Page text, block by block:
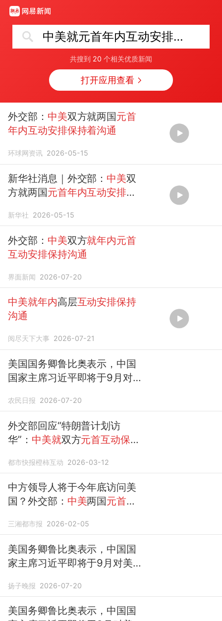
中美就元首年内互动安排保持着沟通
共搜到 20 个相关优质新闻
打开应用查看
外交部： 中美双方就两国元首
年内互动安排保持着沟通
环球网资讯 2026-05-15
新华社消息｜外交部： 中美双
方就两国元首年内互动安排保
新华社 2026-05-15
外交部： 中美双方就年内元首
互动安排保持沟通
界面新闻 2026-07-20
中美就年内高层互动安排保持
沟通
阅尽天下大事 2026-07-21
美国国务卿鲁比奥表示，中国
国家主席习近平即将于9月对
行，外交部：双方
互动安排保持沟通
农民日报 2026-07-20
外交部回应“特朗普计划访
华”： 中美就双方元首互动保持
都市快报橙柿互动 2026-03-12
中方领导人将于今年底访问美
国？外交部： 中美两国元首保
以提供的消息
三湘都市报 2026-02-05
美国务卿鲁比奥表示，中国国
家主席习近平即将于9月对美
行，外交部：双方
的互动安排保持 了沟通
扬子晚报 2026-07-20
美国务卿鲁比奥表示，中国国